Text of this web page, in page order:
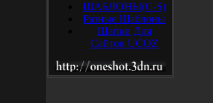
ШАБЛОНЫ(C-S)
Разные Шаблоны
Шапки Для
Сайтов UCOZ